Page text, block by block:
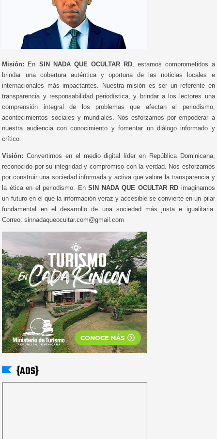
Misión: En SIN NADA QUE OCULTAR RD, estamos comprometidos a
brindar una cobertura auténtica y oportuna de las noticias locales e
internacionales más impactantes. Nuestra misión es ser un referente en
transparencia y responsabilidad periodística, y brindar a los lectores una
comprensión integral de los problemas que afectan el periodismo,
acontecimientos sociales y mundiales. Nos esforzamos por empoderar a
nuestra audiencia con conocimiento y fomentar un diálogo informado y
crítico.
Visión: Convertirnos en el medio digital líder en República Dominicana,
reconocido por su integridad y compromiso con la verdad. Nos esforzamos
por construir una sociedad informada y activa que valore la transparencia y
la ética en el periodismo. EnSIN NADA QUE OCULTAR RD imaginamos
un futuro en el que la información veraz y accesible se convierte en un pilar
fundamental en el desarrollo de una sociedad más justa e igualitaria.
Correo: sinnadaqueocultar.com@gmail.com
{ADS}